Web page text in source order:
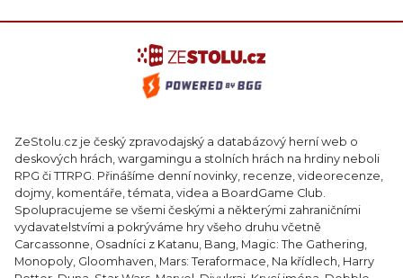
ZeStolu.cz je český zpravodajský a databázový herní web o
deskových hrách, wargamingu a stolních hrách na hrdiny neboli
RPG či TTRPG. Přinášíme denní novinky, recenze, videorecenze,
dojmy, komentáře, témata, videa a BoardGame Club.
Spolupracujeme se všemi českými a některými zahraničními
vydavatelstvími a pokrýváme hry všeho druhu včetně
Carcassonne, Osadníci z Katanu, Bang, Magic: The Gathering,
Monopoly, Gloomhaven, Mars: Teraformace, Na křídlech, Harry